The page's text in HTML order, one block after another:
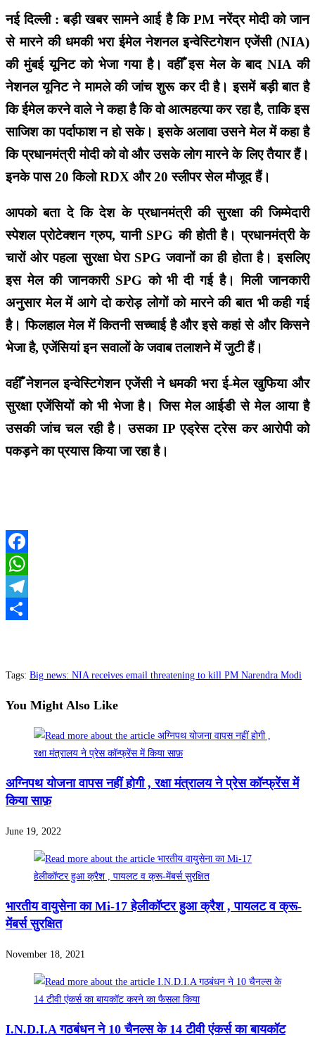
नई दिल्ली : बड़ी खबर सामने आई है कि PM नरेंद्र मोदी को जान
से मारने की धमकी भरा ईमेल नेशनल इन्वेस्टिगेशन एजेंसी (NIA)
की मुंबई यूनिट को भेजा गया है। वहीँ इस मेल के बाद NIA की
नेशनल यूनिट ने मामले की जांच शुरू कर दी है। इसमें बड़ी बात है
कि ईमेल करने वाले ने कहा है कि वो आत्महत्या कर रहा है, ताकि इस
साजिश का पर्दाफाश न हो सके। इसके अलावा उसने मेल में कहा है
कि प्रधानमंत्री मोदी को वो और उसके लोग मारने के लिए तैयार हैं।
इनके पास 20 किलो RDX और 20 स्लीपर सेल मौजूद हैं।
आपको बता दे कि देश के प्रधानमंत्री की सुरक्षा की जिम्‍मेदारी
स्‍पेशल प्रोटेक्‍शन ग्रुप, यानी SPG की होती है। प्रधानमंत्री के
चारों ओर पहला सुरक्षा घेरा SPG जवानों का ही होता है। इसलिए
इस मेल की जानकारी SPG को भी दी गई है। मिली जानकारी
अनुसार मेल में आगे दो करोड़ लोगों को मारने की बात भी कही गई
है। फिलहाल मेल में कितनी सच्चाई है और इसे कहां से और किसने
भेजा है, एजेंसियां इन सवालों के जवाब तलाशने में जुटी हैं।
वहीँ नेशनल इन्वेस्टिगेशन एजेंसी ने धमकी भरा ई-मेल खुफिया और
सुरक्षा एजेंसियों को भी भेजा है। जिस मेल आईडी से मेल आया है
उसकी जांच चल रही है। उसका IP एड्रेस ट्रेस कर आरोपी को
पकड़ने का प्रयास किया जा रहा है।
Facebook
WhatsApp
Telegram
Tags: Big news: NIA receives email threatening to kill PM Narendra Modi
You Might Also Like
अग्निपथ योजना वापस नहीं होगी , रक्षा मंत्रालय ने प्रेस कॉन्फ्रेंस में
किया साफ़
June 19, 2022
भारतीय वायुसेना का Mi-17 हेलीकॉप्टर हुआ क्रैश , पायलट व क्रू-
मेंबर्स सुरक्षित
November 18, 2021
I.N.D.I.A गठबंधन ने 10 चैनल्स के 14 टीवी एंकर्स का बायकॉट